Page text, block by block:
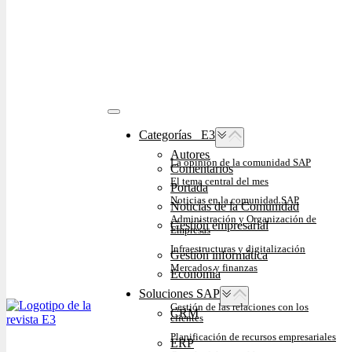
Categorías⠀E3
Autores
Comentarios
La opinión de la comunidad SAP
Portada
El tema central del mes
Noticias de la Comunidad
Noticias en la comunidad SAP
Gestión empresarial
Administración y Organización de
Empresas
Gestión informática
Infraestructuras y digitalización
Economía
Mercados y finanzas
Soluciones SAP
CRM
Gestión de las relaciones con los
clientes
ERP
Planificación de recursos empresariales